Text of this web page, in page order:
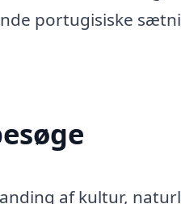
portugisiske
af kultur,